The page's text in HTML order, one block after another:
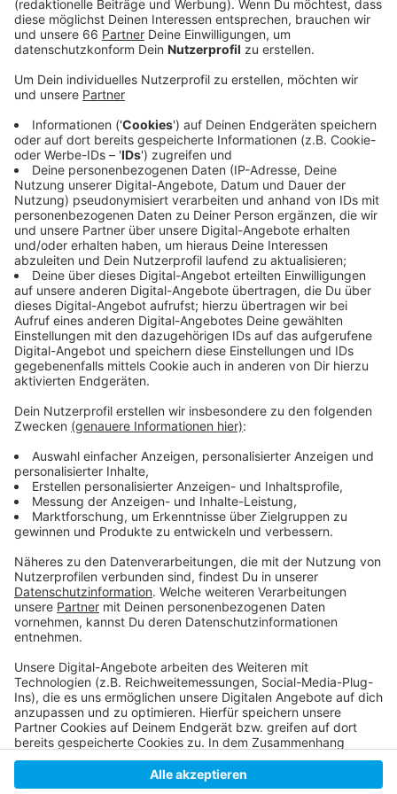
schweren Unfall zwischen einem LKW und einer
Straßenbahn.
Donnerstag, 13.04.2023 05:42
Bei dem Aufprall entgleiste die Straßenbahn und der
Tank des LKW wurde beschädigt, so dass Kraftstoff
austrat. Vier Personen verletzten sich bei dem
Verkehrsunfall leicht. Die Unfallursache steht noch
nicht fest - die Ermittlungen der Polizei laufen. Ab 13
Uhr gab es in diesem Bereich teilweise lange Staus, da
die Straßen an der Unfallstelle zeitweise gesperrt
waren.
Anzeige
Weitere Infos und Links zum Thema
So haben wir gestern berichtet
Anzeige
Anzeige